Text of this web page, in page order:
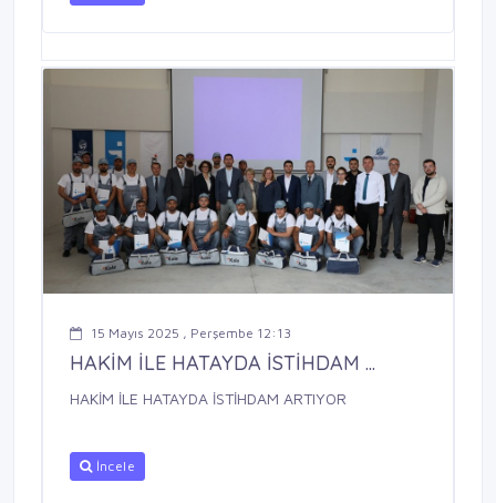
15 Mayıs 2025 , Perşembe 12:13
HAKİM İLE HATAYDA İSTİHDAM ...
HAKİM İLE HATAYDA İSTİHDAM ARTIYOR
İncele